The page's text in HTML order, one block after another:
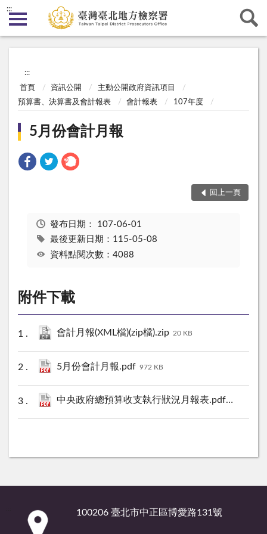
:::
:::
首頁 資訊公開
主動公開政府資訊項目
預算書、決算書及會計報表
會計報表 107年度
5月份會計月報
回上一頁
發布日期： 107-06-01
最後更新日期：115-05-08
資料點閱次數：4088
附件下載
會計月報(XML檔)(zip檔).zip 20 KB
5月份會計月報.pdf 972 KB
中央政府總預算收支執行狀況月報表.pdf 2882 KB
100206 臺北市中正區博愛路131號